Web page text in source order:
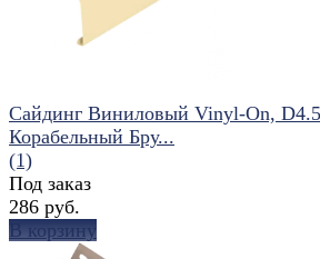
Сайдинг Виниловый Vinyl-On,
Корабельный Бру...
(1)
Под заказ
286 руб.
В корзину